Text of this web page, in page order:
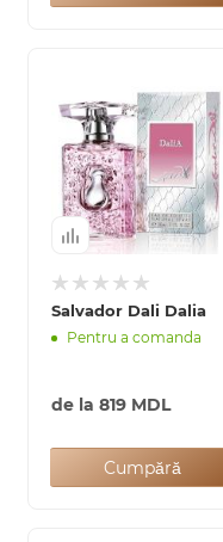
Salvador Dali Dalia
Pentru a comanda
de la 819 MDL
Cumpără